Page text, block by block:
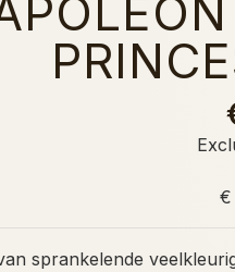
€
sprankelende